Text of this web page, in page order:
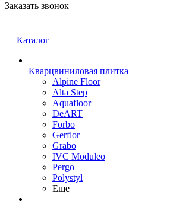
Заказать звонок
Каталог
Кварцвиниловая плитка
Alpine Floor
Alta Step
Aquafloor
DeART
Forbo
Gerflor
Grabo
IVC Moduleo
Pergo
Polystyl
Еще